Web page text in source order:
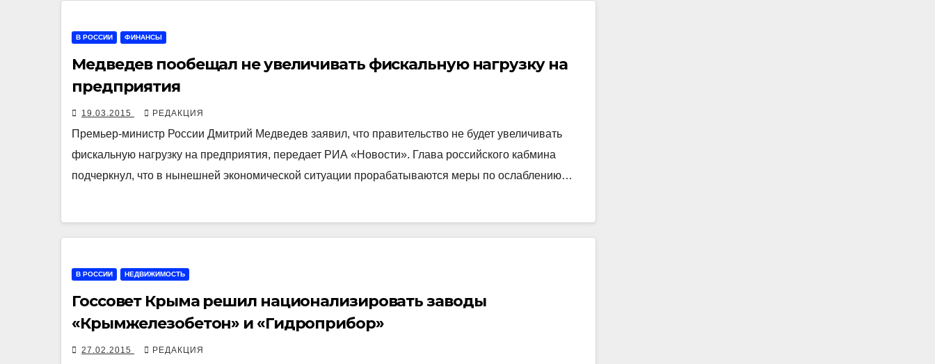
В РОССИИ ФИНАНСЫ
Медведев пообещал не увеличивать фискальную нагрузку на
предприятия
19.03.2015 РЕДАКЦИЯ
Премьер-министр России Дмитрий Медведев заявил, что правительство не будет увеличивать
фискальную нагрузку на предприятия, передает РИА «Новости». Глава российского кабмина
подчеркнул, что в нынешней экономической ситуации прорабатываются меры по ослаблению…
В РОССИИ НЕДВИЖИМОСТЬ
Госсовет Крыма решил национализировать заводы
«Крымжелезобетон» и «Гидроприбор»
27.02.2015 РЕДАКЦИЯ